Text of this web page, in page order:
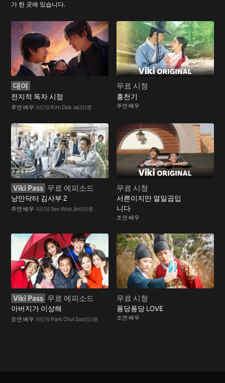
가 한 곳에 있습니다.
대여
전지적 독자 시점
주연 배우 이(가) Kim Dok Ja(으)로
무료 시청
홍천기
주연 배우
Viki Pass 무료 에피소드
낭만닥터 김사부 2
주연 배우 이(가) Seo Woo Jin(으)로
무료 시청
서른이지만 열일곱입
니다
조연 배우
Viki Pass 무료 에피소드
아버지가 이상해
조연 배우 이(가) Park Chul Soo(으)로
무료 시청
퐁당퐁당 LOVE
조연 배우